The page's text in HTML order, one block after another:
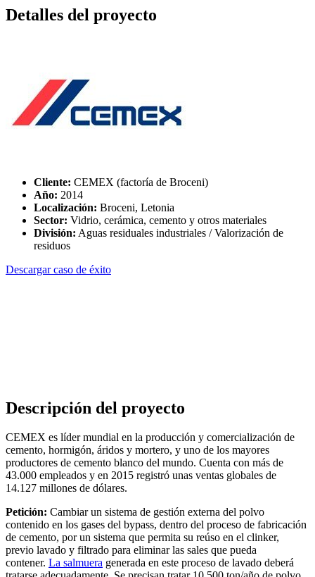
Detalles del proyecto
Cliente: CEMEX (factoría de Broceni)
Año: 2014
Localización: Broceni, Letonia
Sector: Vidrio, cerámica, cemento y otros materiales
División: Aguas residuales industriales / Valorización de
residuos
Descargar caso de éxito
Descripción del proyecto
CEMEX es líder mundial en la producción y comercialización de
cemento, hormigón, áridos y mortero, y uno de los mayores
productores de cemento blanco del mundo. Cuenta con más de
43.000 empleados y en 2015 registró unas ventas globales de
14.127 millones de dólares.
Petición: Cambiar un sistema de gestión externa del polvo
contenido en los gases del bypass, dentro del proceso de fabricación
de cemento, por un sistema que permita su reúso en el clinker,
previo lavado y filtrado para eliminar las sales que pueda
contener. La salmuera generada en este proceso de lavado deberá